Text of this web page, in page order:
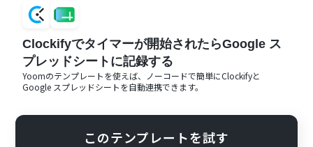
Clockifyでタイマーが開始されたらGoogle ス
プレッドシートに記録する
Yoomのテンプレートを使えば、ノーコードで簡単にClockifyと
Google スプレッドシートを自動連携できます。
このテンプレートを試す